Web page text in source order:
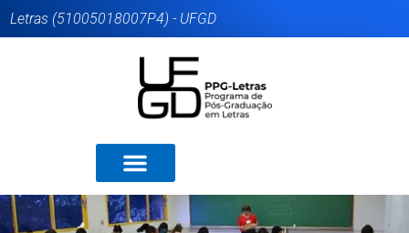
Letras (51005018007P4) - UFGD